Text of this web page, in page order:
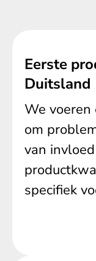
Eerste
Duitsland
We
om
van
specifiek